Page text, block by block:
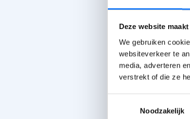
Deze website
We gebruiken
websiteverkeer te
media, adverteren
verstrekt of die ze
Noodzakelijk